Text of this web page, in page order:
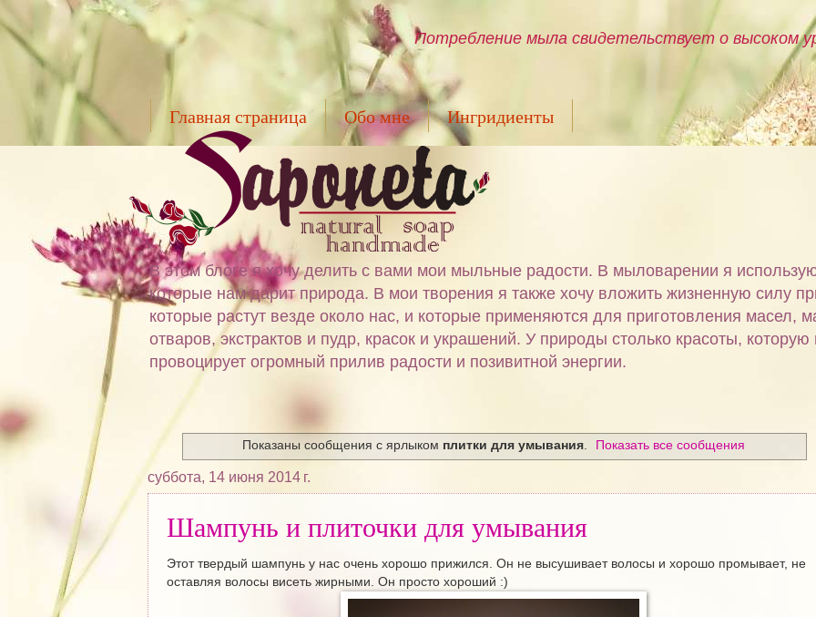
Потребление мыла свидетельствует о высоком
Главная страница Обо мне Ингридиенты
В этом блоге я хочу делить с вами мои мыльные радости. В мыловарении я
которые нам дарит природа. В мои творения я также хочу вложить жизненную силу
которые растут везде около нас, и которые применяются для приготовления масел,
отваров, экстрактов и пудр, красок и украшений. У природы столько красоты,
провоцирует огромный прилив радости и позивитной энергии.
Показаны сообщения с ярлыком плитки для умывания. Показать все сообщения
суббота, 14 июня 2014 г.
Шампунь и плиточки для умывания
Этот твердый шампунь у нас очень хорошо прижился. Он не высушивает волосы и хорошо промывает, не
оставляя волосы висеть жирными. Он просто хороший :)